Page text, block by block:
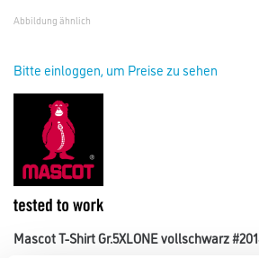
Abbildung ähnlich
Bitte einloggen, um Preise zu sehen
Mascot T-Shirt Gr.5XLONE vollschwarz